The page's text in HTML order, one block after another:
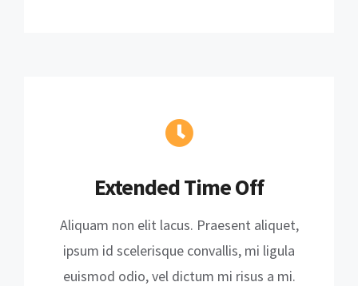
Extended Time Off
Aliquam non elit lacus. Praesent aliquet,
ipsum id scelerisque convallis, mi ligula
euismod odio, vel dictum mi risus a mi.